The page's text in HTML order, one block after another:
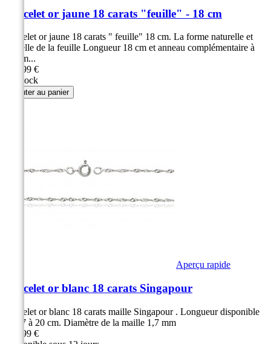
Bracelet or jaune 18 carats "feuille" - 18 cm
Bracelet or jaune 18 carats " feuille" 18 cm. La forme naturelle et
actuelle de la feuille Longueur 18 cm et anneau complémentaire à
16 cm...
259,99 €
En stock
Ajouter au panier
Aperçu rapide
Bracelet or blanc 18 carats Singapour
Bracelet or blanc 18 carats maille Singapour . Longueur disponible
de 17 à 20 cm. Diamètre de la maille 1,7 mm
259,99 €